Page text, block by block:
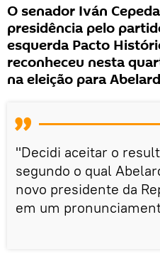
O senador Iván
presidência pelo
esquerda Pacto
reconheceu nesta
na eleição para
"Decidi aceitar o
segundo o qual
novo presidente da
em um